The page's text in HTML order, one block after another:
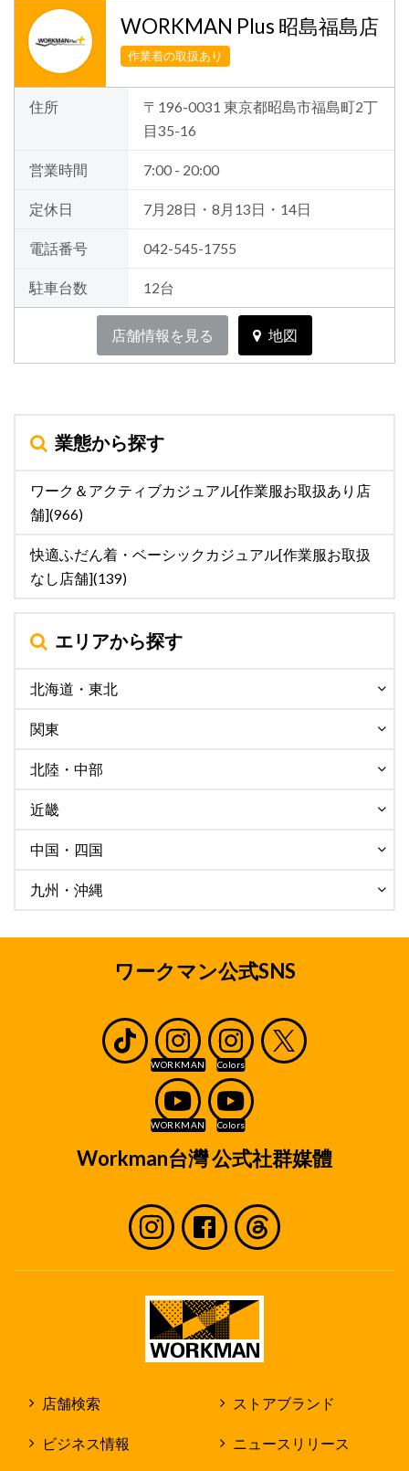
WORKMAN Plus 昭島福島店
作業着の取扱あり
住所
〒196-0031 東京都昭島市福島町2丁
目35-16
営業時間 7:00 - 20:00
定休日 7月28日・8月13日・14日
電話番号 042-545-1755
駐車台数 12台
店舗情報を見る 地図
業態から探す
ワーク＆アクティブカジュアル[作業服お取扱あり店
舗](966)
快適ふだん着・ベーシックカジュアル[作業服お取扱
なし店舗](139)
エリアから探す
北海道・東北
関東
北陸・中部
近畿
中国・四国
九州・沖縄
ワークマン公式SNS
Workman台灣 公式社群媒體
店舗検索 ストアブランド
ビジネス情報 ニュースリリース